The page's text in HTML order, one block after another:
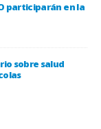
participarán en la
sobre salud